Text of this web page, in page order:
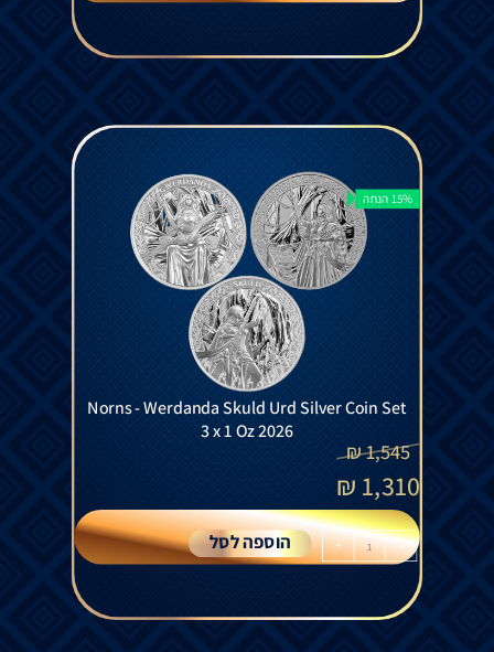
15% הנחה
Norns - Werdanda Skuld Urd Silver Coin Set
3 x 1 Oz 2026
1,545
₪
1,310
₪
-
+ הוספה לסל